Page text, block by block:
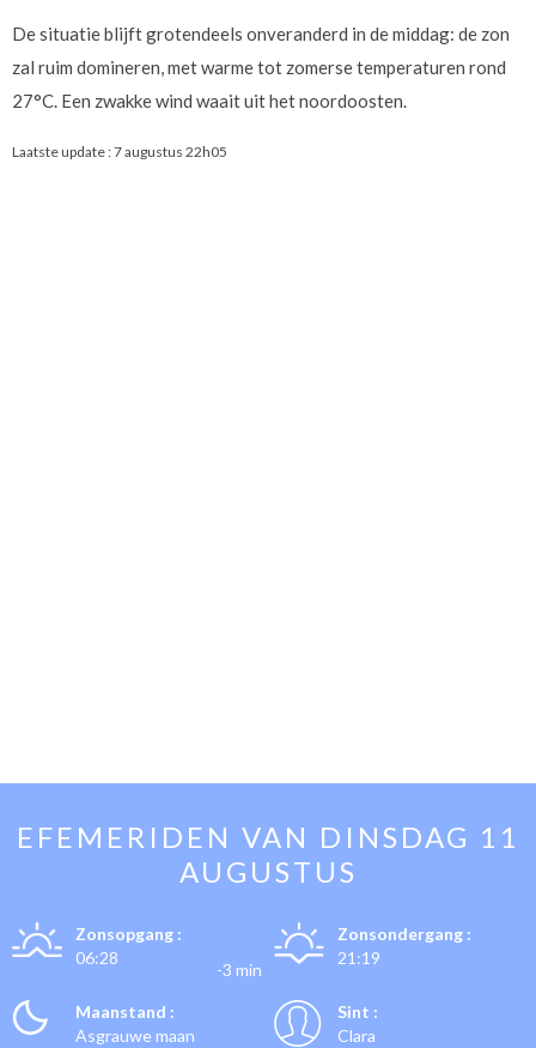
De situatie blijft grotendeels onveranderd in de middag: de zon
zal ruim domineren, met warme tot zomerse temperaturen rond
27°C. Een zwakke wind waait uit het noordoosten.
Laatste update :7 augustus 22h05
EFEMERIDEN VAN DINSDAG 11
AUGUSTUS
Zonsopgang :
06:28
-3 min
Zonsondergang :
21:19
Maanstand :
Asgrauwe maan
Sint :
Clara